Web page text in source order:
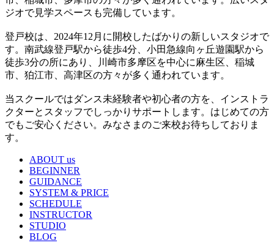
ジオで見学スペースも完備しています。
登戸校は、2024年12月に開校したばかりの新しいスタジオで
す。南武線登戸駅から徒歩4分、小田急線向ヶ丘遊園駅から
徒歩3分の所にあり、川崎市多摩区を中心に麻生区、稲城
市、狛江市、高津区の方々が多く通われています。
当スクールではダンス未経験者や初心者の方を、インストラ
クターとスタッフでしっかりサポートします。はじめての方
でもご安心ください。みなさまのご来校お待ちしておりま
す。
ABOUT us
BEGINNER
GUIDANCE
SYSTEM & PRICE
SCHEDULE
INSTRUCTOR
STUDIO
BLOG